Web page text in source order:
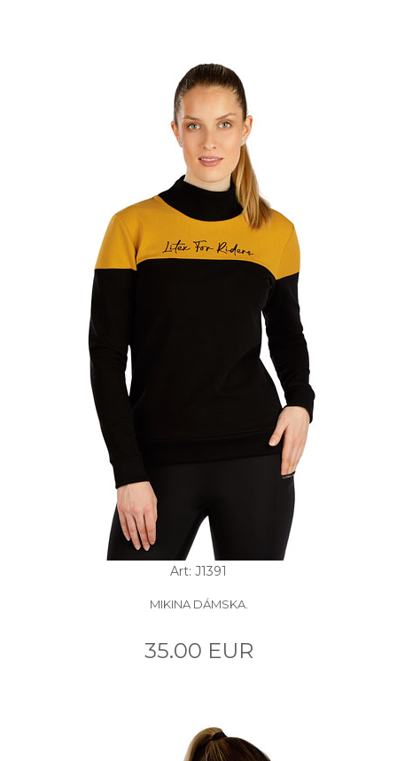
Art: J1391
MIKINA DÁMSKA.
35.00 EUR